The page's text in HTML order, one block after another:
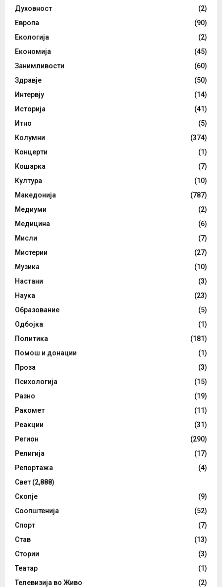
Духовност
(2)
Европа
(90)
Екологија
(2)
Економија
(45)
Занимливости
(60)
Здравје
(50)
Интервју
(14)
Историја
(41)
Итно
(5)
Колумни
(374)
Концерти
(1)
Кошарка
(7)
Култура
(10)
Македонија
(787)
Медиуми
(2)
Медицина
(6)
Мисли
(7)
Мистерии
(27)
Музика
(10)
Настани
(3)
Наука
(23)
Образование
(5)
Одбојка
(1)
Политика
(181)
Помош и донации
(1)
Проза
(3)
Психологија
(15)
Разно
(19)
Ракомет
(11)
Реакции
(31)
Регион
(290)
Религија
(17)
Репортажа
(4)
Свет (2,888)
Скопје
(9)
Соопштенија
(52)
Спорт
(7)
Став
(13)
Стории
(3)
Театар
(1)
Телевизија во Живо
(2)